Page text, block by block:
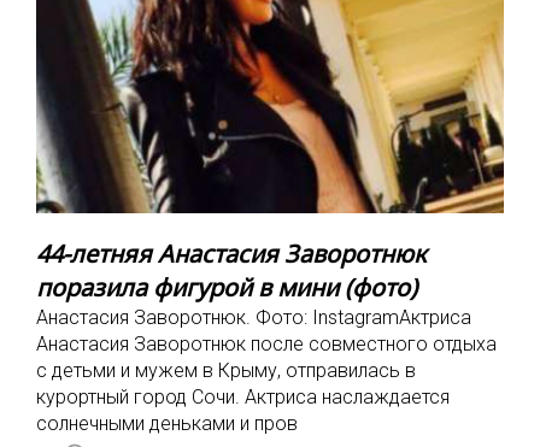
44-летняя Анастасия Заворотнюк
поразила фигурой в мини (фото)
Анастасия Заворотнюк. Фото: InstagramАктриса
Анастасия Заворотнюк после совместного отдыха
с детьми и мужем в Крыму, отправилась в
курортный город Сочи. Актриса наслаждается
солнечными деньками и пров